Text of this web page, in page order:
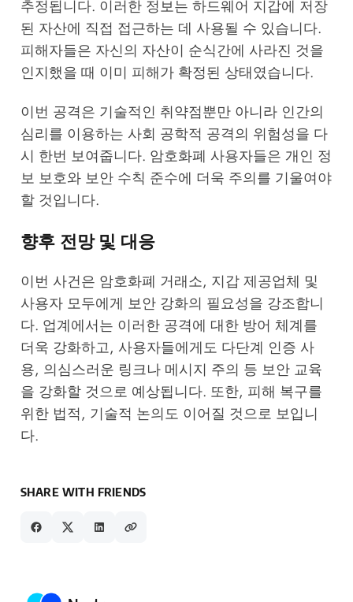
추정됩니다. 이러한 정보는 하드웨어 지갑에 저장
된 자산에 직접 접근하는 데 사용될 수 있습니다.
피해자들은 자신의 자산이 순식간에 사라진 것을
인지했을 때 이미 피해가 확정된 상태였습니다.
이번 공격은 기술적인 취약점뿐만 아니라 인간의
심리를 이용하는 사회 공학적 공격의 위험성을 다
시 한번 보여줍니다. 암호화폐 사용자들은 개인 정
보 보호와 보안 수칙 준수에 더욱 주의를 기울여야
할 것입니다.
향후 전망 및 대응
이번 사건은 암호화폐 거래소, 지갑 제공업체 및
사용자 모두에게 보안 강화의 필요성을 강조합니
다. 업계에서는 이러한 공격에 대한 방어 체계를
더욱 강화하고, 사용자들에게도 다단계 인증 사
용, 의심스러운 링크나 메시지 주의 등 보안 교육
을 강화할 것으로 예상됩니다. 또한, 피해 복구를
위한 법적, 기술적 논의도 이어질 것으로 보입니
다.
SHARE WITH FRIENDS